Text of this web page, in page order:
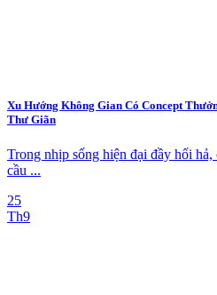
Xu Hướng Không Gian Có Concept
Thư Giãn
Trong nhịp sống hiện đại đầy hối
cầu ...
25
Th9